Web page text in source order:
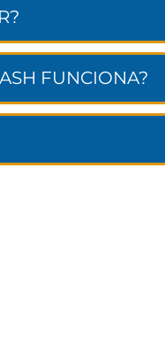
FUNCIONA?